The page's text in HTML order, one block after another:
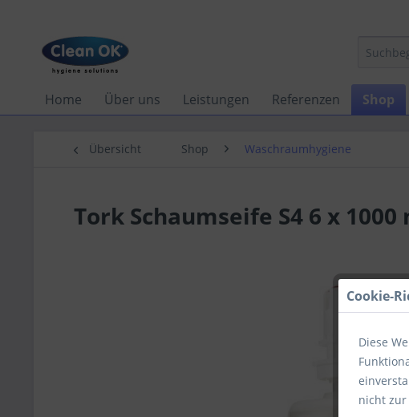
Home Über uns Leistungen Referenzen Shop
Übersicht Shop Waschraumhygiene
Tork Schaumseife S4 6 x
Cookie-
Diese
nicht zur